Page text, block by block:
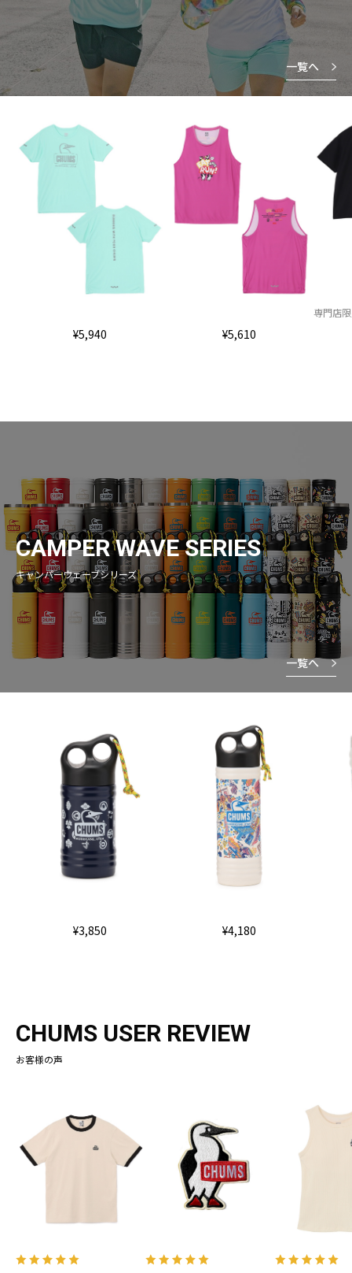
一覧へ
¥5,940 ¥5,610
専門店
CAMPER WAVE SERIES
キャンパーウェーブシリーズ
一覧へ
¥3,850 ¥4,180
CHUMS USER REVIEW
お客様の声